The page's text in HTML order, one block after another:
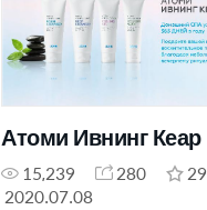
Атоми Ивнинг Кеар
15,239 280
29
2020.07.08